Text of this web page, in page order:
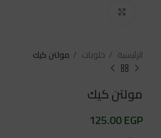
الرئيسية حلويات مولتن كيك
مولتن كيك
125.00 EGP